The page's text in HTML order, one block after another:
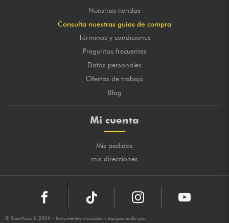
Nuestras tiendas
Consulta nuestras guías de compra
Términos y condiciones
Preguntas frecuentes
Datos personales
Ofertas de trabajo
Blog
Mi cuenta
Mis pedidos
mis direcciones
© StarsMusic.fr 2009 - Instrumentos musicales y equipos audio pro